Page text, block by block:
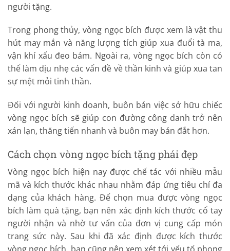
người tặng.
Trong phong thủy, vòng ngọc bích được xem là vật thu
hút may mắn và năng lượng tích giúp xua đuổi tà ma,
vận khí xấu đeo bám. Ngoài ra, vòng ngọc bích còn có
thể làm dịu nhẹ các vấn đề về thần kinh và giúp xua tan
sự mệt mỏi tinh thần.
Đối với người kinh doanh, buôn bán việc sở hữu chiếc
vòng ngọc bích sẽ giúp con đường công danh trở nên
xán lạn, thăng tiến nhanh và buôn may bán đắt hơn.
Cách chọn vòng ngọc bích tặng phái đẹp
Vòng ngọc bích hiện nay được chế tác với nhiều mẫu
mã và kích thước khác nhau nhằm đáp ứng tiêu chí đa
dạng của khách hàng. Để chọn mua được vòng ngọc
bích làm quà tặng, bạn nên xác định kích thước cổ tay
người nhận và nhờ tư vấn của đơn vị cung cấp món
trang sức này. Sau khi đã xác định được kích thước
vòng ngọc bích, bạn cũng nên xem xét tới yếu tố phong